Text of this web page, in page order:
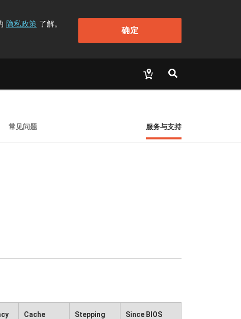
隐私政策 了解。
确定
常见问题 服务与支持
Cache Stepping Since BIOS